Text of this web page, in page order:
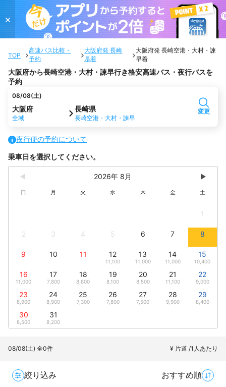
×
TOP
高速バス比較・
予約
大阪府発 長崎
県着
大阪府発 長崎空港・大村・諫
早着
大阪府から長崎空港・大村・諫早行き格安高速バス・夜行バスを
予約
08/08(土)
大阪府
全域
長崎県
長崎空港・大村・諫早
変更
夜行便の予約について
乗車日を選択してください。
2026年 8月
日 月 火 水 木 金 土
1
2 3 4 5 6 7 8
9 10 11 12
11,100
13
11,000
14
11,000
15
10,400
16
11,000
17
7,800
18
8,800
19
8,100
20
8,500
21
11,100
22
9,000
23
8,900
24
8,900
25
7,300
26
7,800
27
7,500
28
9,900
29
8,400
30
8,500
31
8,200
08/08(土) 全0件 ¥ 片道 /1人あたり
絞り込み おすすめ順